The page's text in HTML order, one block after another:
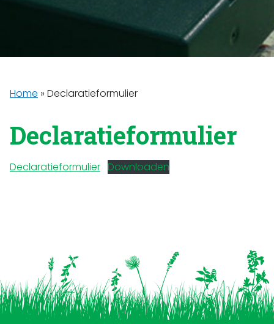
Home » Declaratieformulier
Declaratieformulier
Declaratieformulier Downloaden